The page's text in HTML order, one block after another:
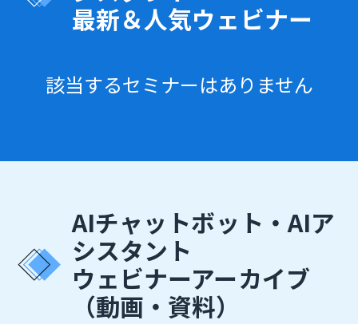
最新＆人気ウェビナー
該当するセミナーはありません
AIチャットボット・AIア
シスタント
ウェビナーアーカイブ
（動画・資料）